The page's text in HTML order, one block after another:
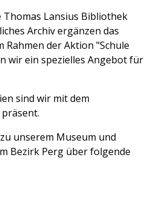
Thomas Lansius Bibliothek
Archiv ergänzen das
Rahmen der Aktion "Schule
wir ein spezielles Angebot für
sind wir mit dem
präsent.
unserem Museum und
Bezirk Perg über folgende